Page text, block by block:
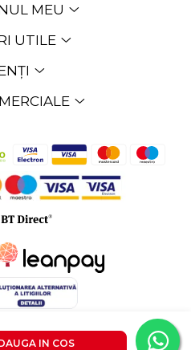
IN COS
MEU
UTILE
2026Platforma E-commerce